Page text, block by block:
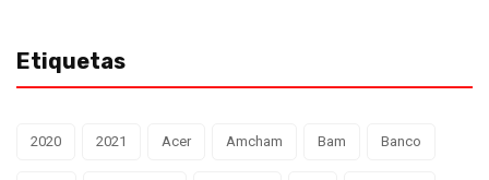
Etiquetas
2020 2021 Acer Amcham Bam Banco